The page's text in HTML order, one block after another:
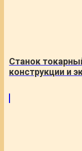
Станок
конструкции и